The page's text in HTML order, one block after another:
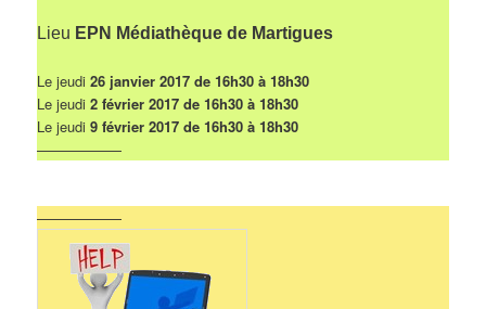
Lieu EPN Médiathèque de Martigues
Le jeudi26 janvier 2017 de 16h30 à 18h30
Le jeudi2 février 2017 de 16h30 à 18h30
Le jeudi9 février 2017 de 16h30 à 18h30
——————
——————